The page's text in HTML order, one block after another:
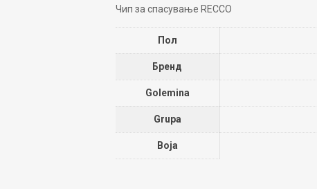
Чип за спасување RECCO
Пол
Бренд
Golemina
Grupa
Boja